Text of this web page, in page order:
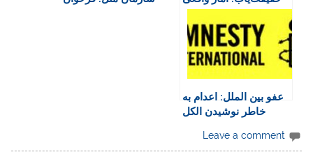
زندانی‌ها بسیار بیشتر
است
عفو بین الملل: اعدام به
خاطر نوشیدن الکل
نظام قضایی جمهوری
اسلامی است
Leave a comment